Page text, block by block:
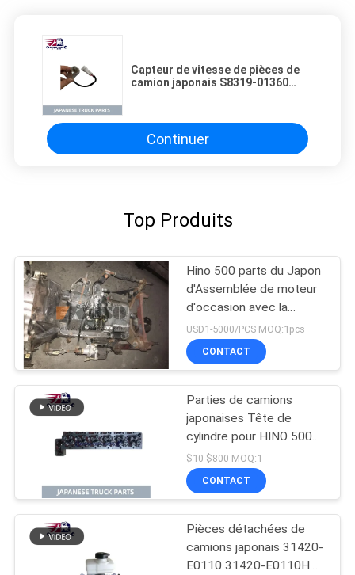
Capteur de vitesse de pièces de
camion japonais S8319-01360
J08CT HINO
Continuer
Top Produits
Hino 500 parts du Japon
d'Assemblée de moteur
d'occasion avec la
transmission pour la
bonne condition de la
gamme J08CT de HINO
USD1-5000/PCS MOQ:1pcs
CONTACT
Parties de camions
japonaises Tête de
cylindre pour HINO 500
RANGER J08C-UJ
J08CT OEM 11101-
E0541
$10-$800 MOQ:1
CONTACT
Pièces détachées de
camions japonais 31420-
E0110 31420-E0110HP